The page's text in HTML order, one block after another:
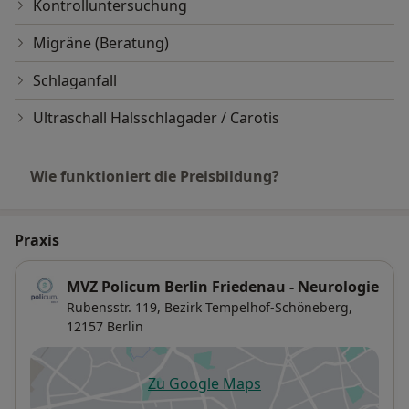
Kontrolluntersuchung
Migräne (Beratung)
Schlaganfall
Ultraschall Halsschlagader / Carotis
Wie funktioniert die Preisbildung?
Praxis
MVZ Policum Berlin Friedenau - Neurologie
Rubensstr. 119, Bezirk Tempelhof-Schöneberg,
12157 Berlin
Zu Google Mapsöffnet in einer neuen